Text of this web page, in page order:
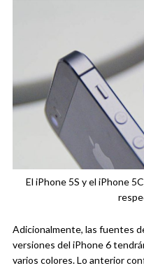
El iPhone 5S y el iPhone
Adicionalmente, las fuentes
versiones del iPhone 6
varios colores. Lo anterior